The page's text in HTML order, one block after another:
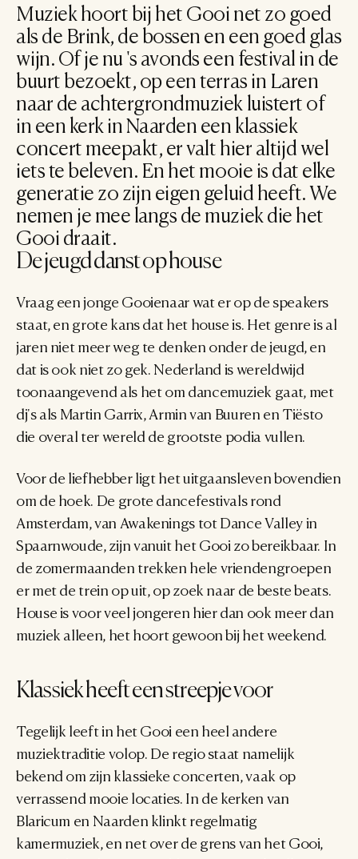
Muziek hoort bij het Gooi net zo goed
als de Brink, de bossen en een goed glas
wijn. Of je nu 's avonds een festival in de
buurt bezoekt, op een terras in Laren
naar de achtergrondmuziek luistert of
in een kerk in Naarden een klassiek
concert meepakt, er valt hier altijd wel
iets te beleven. En het mooie is dat elke
generatie zo zijn eigen geluid heeft. We
nemen je mee langs de muziek die het
Gooi draait.
De jeugd danst op house
Vraag een jonge Gooienaar wat er op de speakers
staat, en grote kans dat het house is. Het genre is al
jaren niet meer weg te denken onder de jeugd, en
dat is ook niet zo gek. Nederland is wereldwijd
toonaangevend als het om dancemuziek gaat, met
dj's als Martin Garrix, Armin van Buuren en Tiësto
die overal ter wereld de grootste podia vullen.
Voor de liefhebber ligt het uitgaansleven bovendien
om de hoek. De grote dancefestivals rond
Amsterdam, van Awakenings tot Dance Valley in
Spaarnwoude, zijn vanuit het Gooi zo bereikbaar. In
de zomermaanden trekken hele vriendengroepen
er met de trein op uit, op zoek naar de beste beats.
House is voor veel jongeren hier dan ook meer dan
muziek alleen, het hoort gewoon bij het weekend.
Klassiek heeft een streepje voor
Tegelijk leeft in het Gooi een heel andere
muziektraditie volop. De regio staat namelijk
bekend om zijn klassieke concerten, vaak op
verrassend mooie locaties. In de kerken van
Blaricum en Naarden klinkt regelmatig
kamermuziek, en net over de grens van het Gooi,